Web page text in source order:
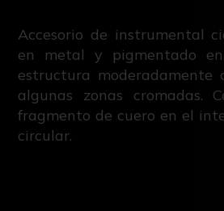
Accesorio de instrumental
en metal y pigmentado
estructura moderadamente
algunas zonas cromadas.
fragmento de cuero en el
circular.